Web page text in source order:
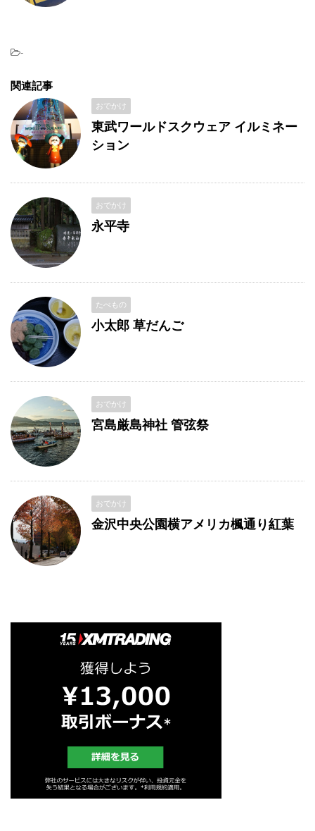
-
関連記事
おでかけ
東武ワールドスクウェア イルミネー
ション
おでかけ
永平寺
たべもの
小太郎 草だんご
おでかけ
宮島厳島神社 管弦祭
おでかけ
金沢中央公園横アメリカ楓通り紅葉